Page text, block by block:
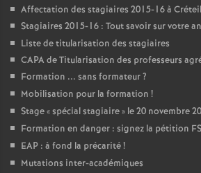
Affectation des stagiaires 2015-16 à Créteil
Stagiaires 2015-16 : Tout savoir sur votre
Liste de titularisation des stagiaires
CAPAde Titularisation des professeurs
Formation ... sans formateur?
Mobilisation pour la formation !
Stage «spécial stagiaire» le 20 novembre
Formation en danger : signez la pétition
EAP : à fond la précarité!
Mutations inter-académiques